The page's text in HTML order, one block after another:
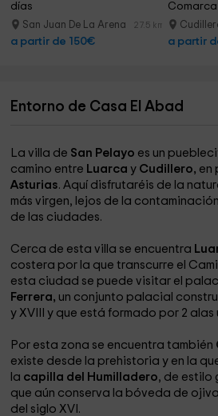
días
San Juan De La Arena 27.5 km
a partir de 150€
Comarca
a partir
Entorno de Casa El Abad
La villa de San Pelayo es un
camino entre Luarcay Cudillero, en
Asturias. Aquí disfrutaréis de la
más virgen, lejos de la
de las ciudades.
Cerca de esta villa se encuentra
costera por la que transcurre el
esta ciudad se puede visitar el
Ferrera, un conjunto palacial
y XVIII y que está formado por 2 alas
Por esta zona se encuentra también
existe desde la prehistoria y en la
la capilla del Humilladero, de estilo
que aún conserva la bóveda de
del siglo XVI.